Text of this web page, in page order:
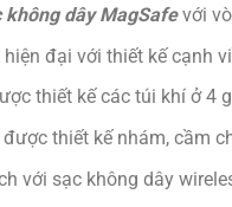
không dây MagSafevới
hiện đại với thiết kế cạnh
thiết kế các túi khí ở 4
được thiết kế nhám, cầm
với sạc không dây